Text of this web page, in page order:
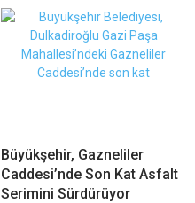
Büyükşehir, Gazneliler
Caddesi’nde Son Kat Asfalt
Serimini Sürdürüyor